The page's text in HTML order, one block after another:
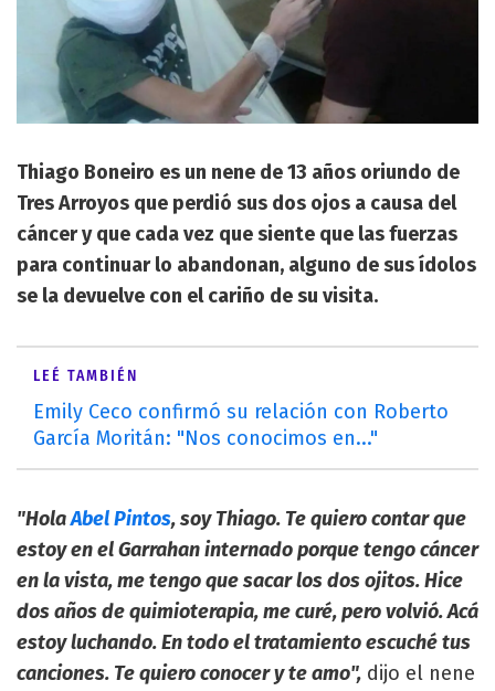
Thiago Boneiro es un nene de 13 años oriundo de
Tres Arroyos que perdió sus dos ojos a causa del
cáncer y que cada vez que siente que las fuerzas
para continuar lo abandonan, alguno de sus ídolos
se la devuelve con el cariño de su visita.
LEÉ TAMBIÉN
Emily Ceco confirmó su relación con Roberto
García Moritán: "Nos conocimos en..."
"HolaAbel Pintos, soy Thiago. Te quiero contar que
estoy en el Garrahan internado porque tengo cáncer
en la vista, me tengo que sacar los dos ojitos. Hice
dos años de quimioterapia, me curé, pero volvió. Acá
estoy luchando. En todo el tratamiento escuché tus
canciones. Te quiero conocer y te amo", dijo el nene